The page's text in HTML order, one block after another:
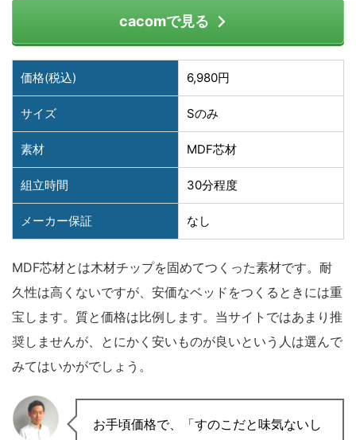
cacomで見る
価格(税込) 6,980円
サイズ Sのみ
素材 MDF芯材
組立時間 30分程度
メーカー保証 なし
MDF芯材とは木材チップを固めてつくった素材です。耐
久性は高くないですが、安価なベッドをつくるときには重
宝します。質と価格は比例します。当サイトではあまり推
奨しませんが、とにかく安いものが良いという人は選んで
みてはいかがでしょう。
お手頃価格で、「すのこだと味気ないし